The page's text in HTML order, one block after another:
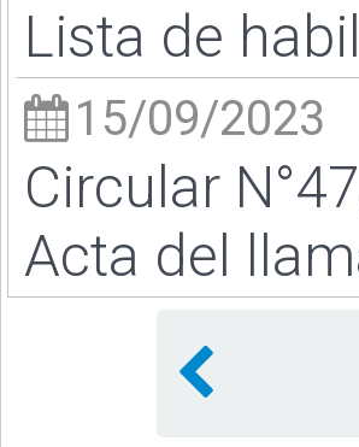
Lista de
15/09/2023
Circular
Acta del